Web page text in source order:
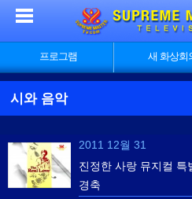
프로그램 새 화상회
시와 음악
2011 12월 31
진정한 사랑 뮤지컬 특
경축